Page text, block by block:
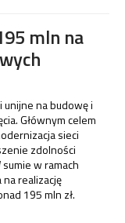
mln na
unijne na budowę i
Głównym celem
sieci
zdolności
w ramach
realizację
195 mln zł.